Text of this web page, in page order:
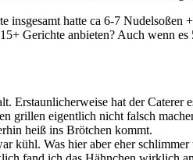
insgesamt hatte ca 6-7
Gerichte anbieten? Auch wenn
Erstaunlicherweise hat der
grillen eigentlich nicht falsch
heiß ins Brötchen kommt.
kühl. Was hier aber eher